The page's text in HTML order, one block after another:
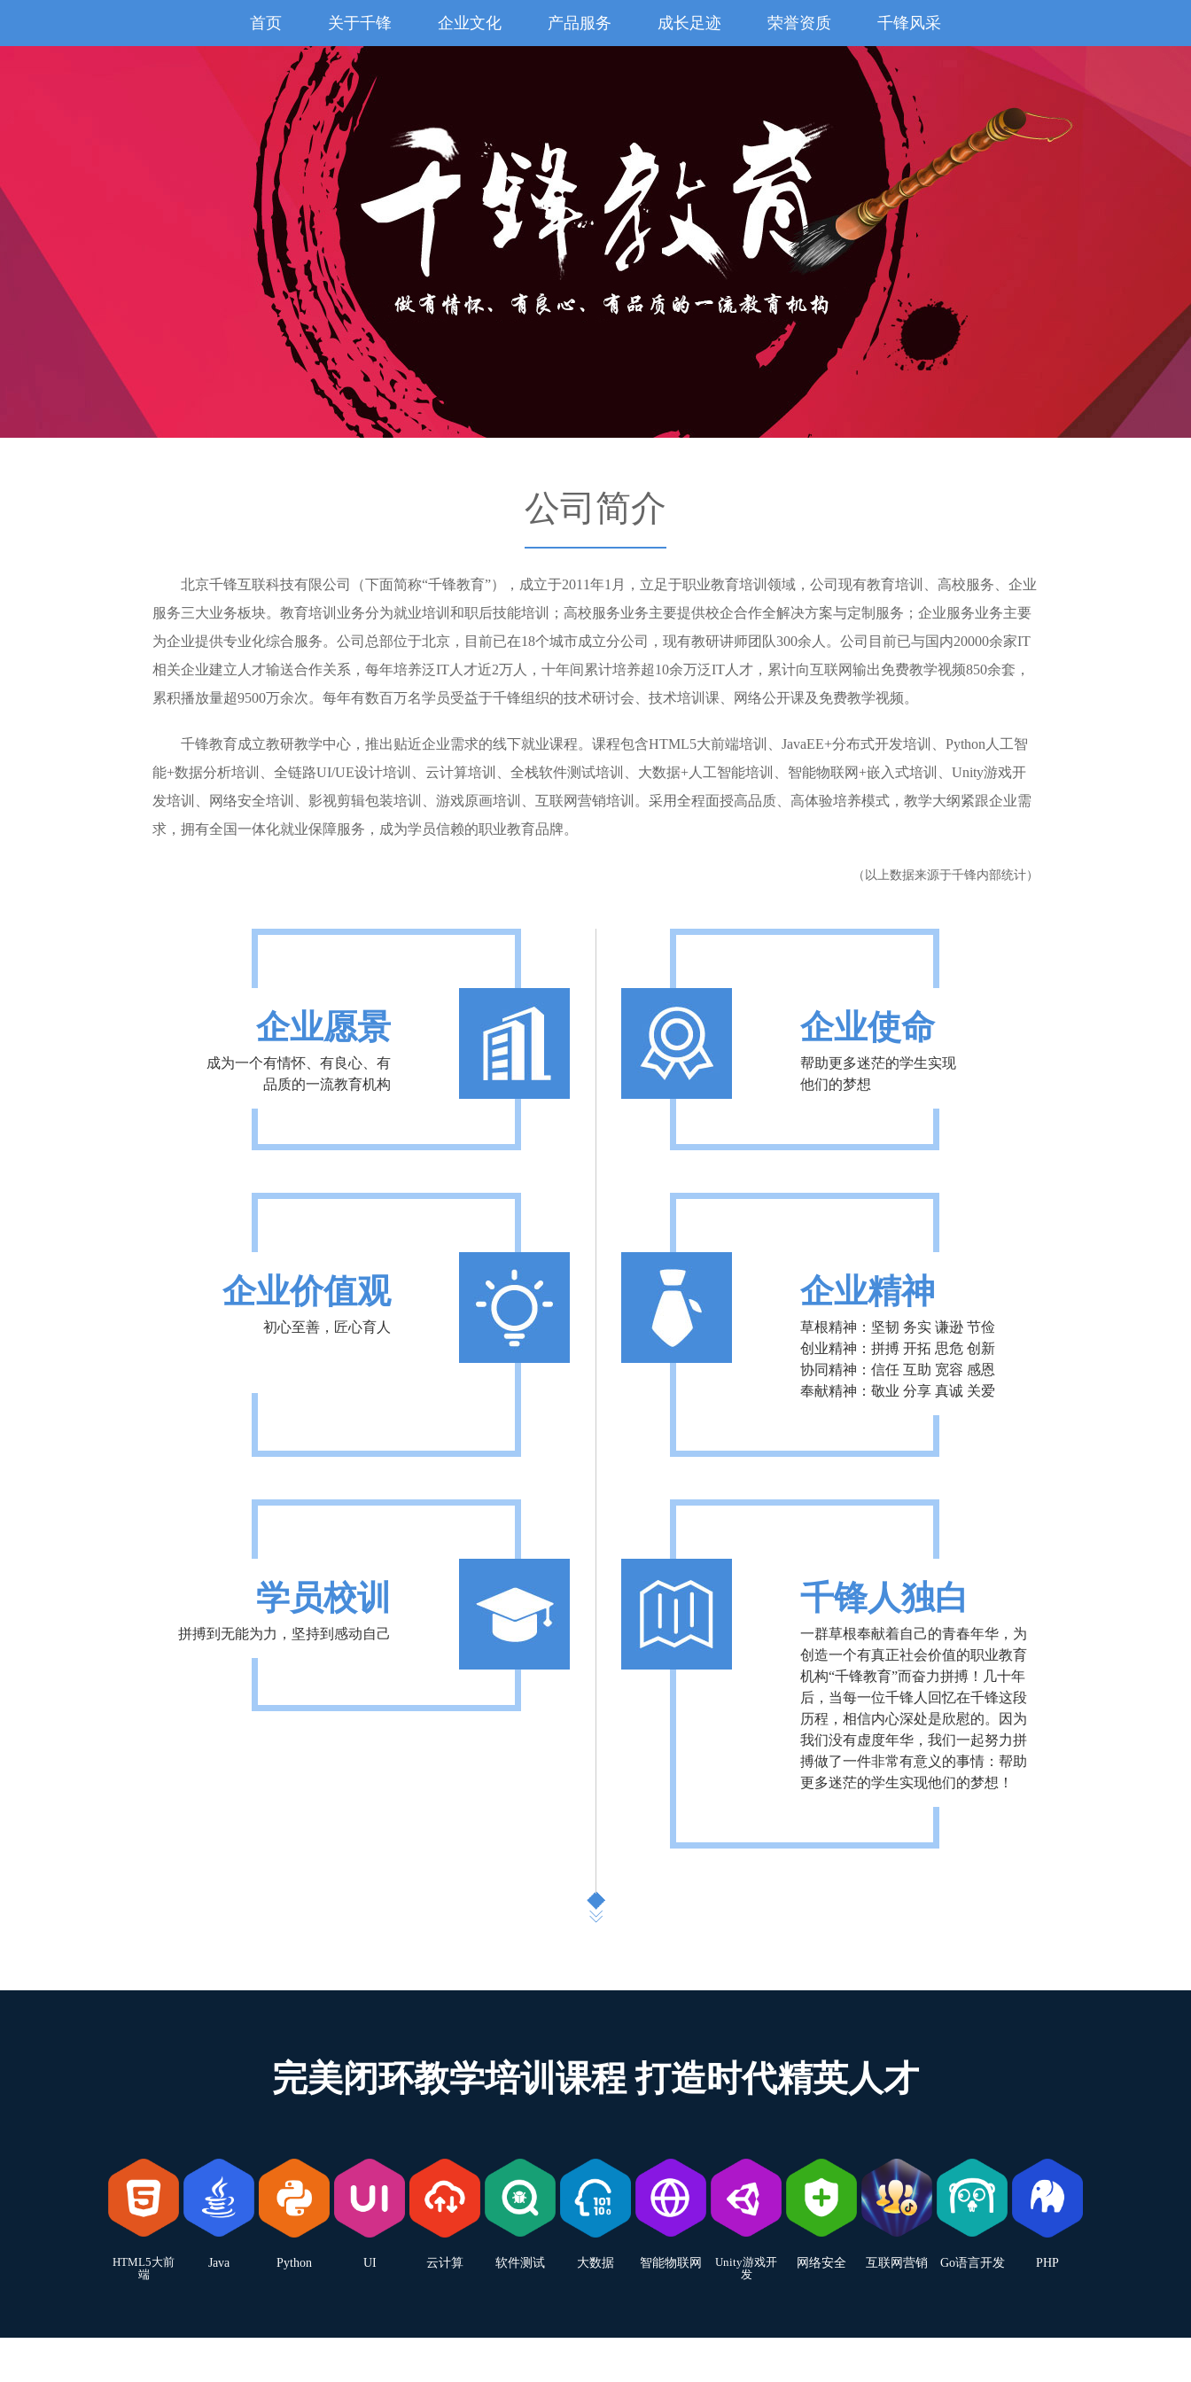
首页 关于千锋 企业文化 产品服务 成长足迹 荣誉资质 千锋风采
公司简介
北京千锋互联科技有限公司（下面简称“千锋教育”），成立于2011年1月，立足于职业教育培训领域，公司现有教育培训、高校服务、企业
服务三大业务板块。教育培训业务分为就业培训和职后技能培训；高校服务业务主要提供校企合作全解决方案与定制服务；企业服务业务主要
为企业提供专业化综合服务。公司总部位于北京，目前已在18个城市成立分公司，现有教研讲师团队300余人。公司目前已与国内20000余家IT
相关企业建立人才输送合作关系，每年培养泛IT人才近2万人，十年间累计培养超10余万泛IT人才，累计向互联网输出免费教学视频850余套，
累积播放量超9500万余次。每年有数百万名学员受益于千锋组织的技术研讨会、技术培训课、网络公开课及免费教学视频。
千锋教育成立教研教学中心，推出贴近企业需求的线下就业课程。课程包含HTML5大前端培训、JavaEE+分布式开发培训、Python人工智
能+数据分析培训、全链路UI/UE设计培训、云计算培训、全栈软件测试培训、大数据+人工智能培训、智能物联网+嵌入式培训、Unity游戏开
发培训、网络安全培训、影视剪辑包装培训、游戏原画培训、互联网营销培训。采用全程面授高品质、高体验培养模式，教学大纲紧跟企业需
求，拥有全国一体化就业保障服务，成为学员信赖的职业教育品牌。
（以上数据来源于千锋内部统计）
企业愿景
成为一个有情怀、有良心、有
品质的一流教育机构
企业使命
帮助更多迷茫的学生实现
他们的梦想
企业价值观
初心至善，匠心育人
企业精神
草根精神：坚韧 务实 谦逊 节俭
创业精神：拼搏 开拓 思危 创新
协同精神：信任 互助 宽容 感恩
奉献精神：敬业 分享 真诚 关爱
学员校训
拼搏到无能为力，坚持到感动自己
千锋人独白
一群草根奉献着自己的青春年华，为
创造一个有真正社会价值的职业教育
机构“千锋教育”而奋力拼搏！几十年
后，当每一位千锋人回忆在千锋这段
历程，相信内心深处是欣慰的。因为
我们没有虚度年华，我们一起努力拼
搏做了一件非常有意义的事情：帮助
更多迷茫的学生实现他们的梦想！
完美闭环教学培训课程 打造时代精英人才
HTML5大前
端
Java Python UI 云计算 软件测试 大数据 智能物联网
Unity游戏开
发
网络安全 互联网营销 Go语言开发 PHP